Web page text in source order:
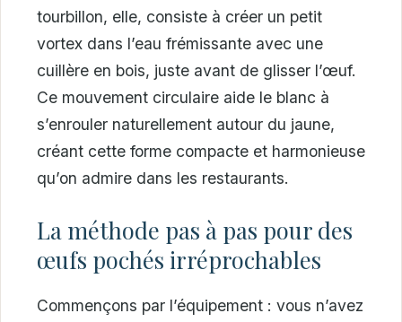
tourbillon, elle, consiste à créer un petit
vortex dans l’eau frémissante avec une
cuillère en bois, juste avant de glisser l’œuf.
Ce mouvement circulaire aide le blanc à
s’enrouler naturellement autour du jaune,
créant cette forme compacte et harmonieuse
qu’on admire dans les restaurants.
La méthode pas à pas pour des
œufs pochés irréprochables
Commençons par l’équipement : vous n’avez